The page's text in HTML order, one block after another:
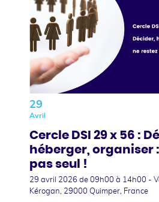
29
Avril
Cercle DSI 29 x 56 :
héberger, organiser
pas seul !
29 avril 2026 de 09h00 à 14h00 -
Kérogan, 29000 Quimper, France